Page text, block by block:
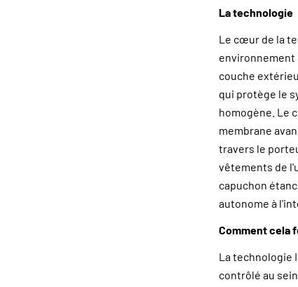
La technologie
Le cœur de la
environnement
couche
qui protège le
homogène. Le
membrane
travers le
vêtements de
capuchon
autonome à
Comment cela
La technologie
contrôlé au